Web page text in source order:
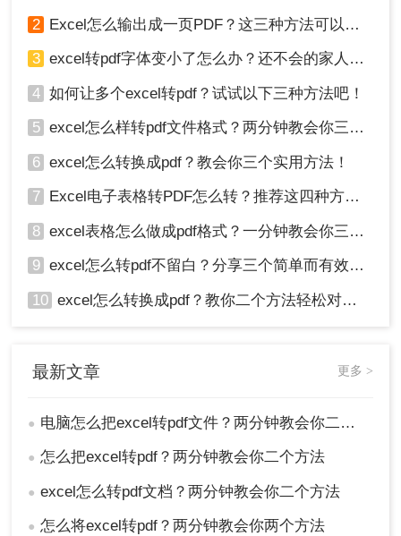
2 Excel怎么输出成一页PDF？这三种方法可以解决！
3 excel转pdf字体变小了怎么办？还不会的家人们快进来看
4 如何让多个excel转pdf？试试以下三种方法吧！
5 excel怎么样转pdf文件格式？两分钟教会你三种方法
6 excel怎么转换成pdf？教会你三个实用方法！
7 Excel电子表格转PDF怎么转？推荐这四种方法给大家！
8 excel表格怎么做成pdf格式？一分钟教会你三个方法！
9 excel怎么转pdf不留白？分享三个简单而有效的方法！
10 excel怎么转换成pdf？教你二个方法轻松对应！
最新文章 更多 >
● 电脑怎么把excel转pdf文件？两分钟教会你二个方法
● 怎么把excel转pdf？两分钟教会你二个方法
● excel怎么转pdf文档？两分钟教会你二个方法
● 怎么将excel转pdf？两分钟教会你两个方法